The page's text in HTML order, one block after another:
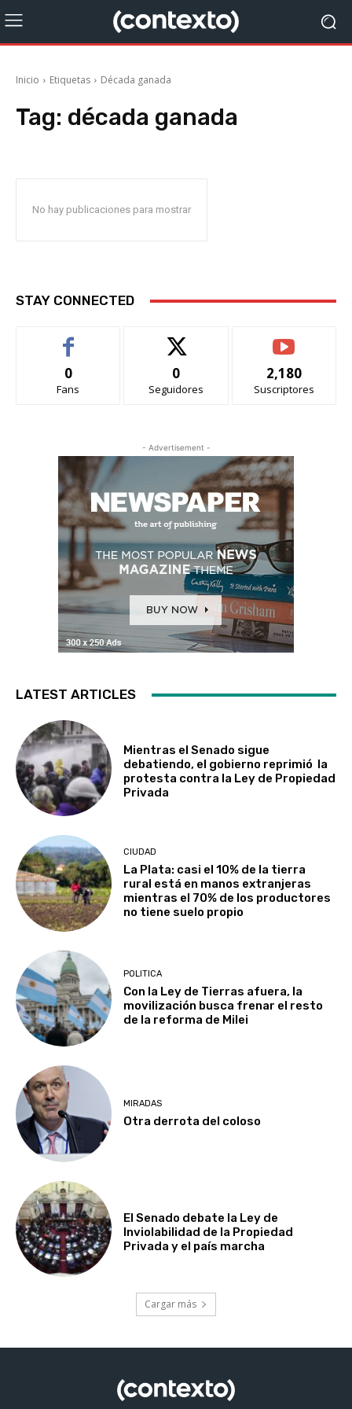
Inicio Etiquetas Década ganada
Tag: década ganada
No hay publicaciones para mostrar
STAY CONNECTED
0
Fans
0
Seguidores
2,180
Suscriptores
- Advertisement -
LATEST ARTICLES
Mientras el Senado sigue
debatiendo, el gobierno reprimió la
protesta contra la Ley de Propiedad
Privada
CIUDAD
La Plata: casi el 10% de la tierra
rural está en manos extranjeras
mientras el 70% de los productores
no tiene suelo propio
POLITICA
Con la Ley de Tierras afuera, la
movilización busca frenar el resto
de la reforma de Milei
MIRADAS
Otra derrota del coloso
El Senado debate la Ley de
Inviolabilidad de la Propiedad
Privada y el país marcha
Cargar más